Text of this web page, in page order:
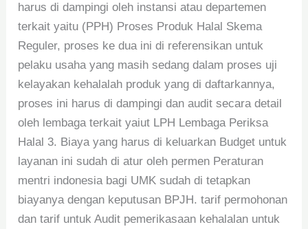
harus di dampingi oleh instansi atau departemen
terkait yaitu (PPH) Proses Produk Halal Skema
Reguler, proses ke dua ini di referensikan untuk
pelaku usaha yang masih sedang dalam proses uji
kelayakan kehalalah produk yang di daftarkannya,
proses ini harus di dampingi dan audit secara detail
oleh lembaga terkait yaiut LPH Lembaga Periksa
Halal 3. Biaya yang harus di keluarkan Budget untuk
layanan ini sudah di atur oleh permen Peraturan
mentri indonesia bagi UMK sudah di tetapkan
biayanya dengan keputusan BPJH. tarif permohonan
dan tarif untuk Audit pemerikasaan kehalalan untuk